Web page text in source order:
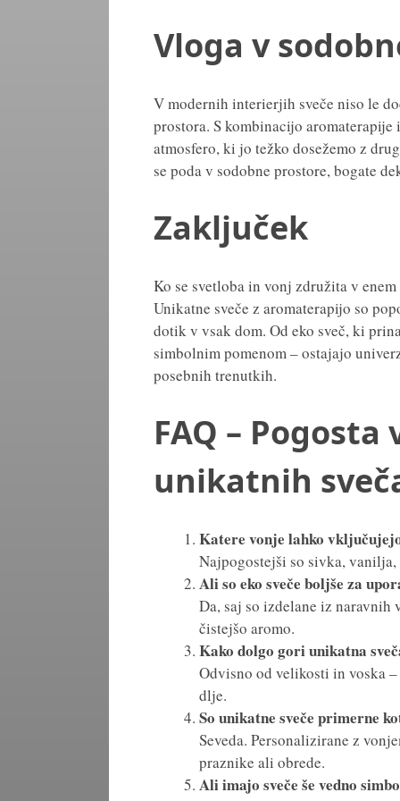
Vloga v
V modernih interierjih sveče niso le
prostora. S kombinacijo
atmosfero, ki jo težko dosežemo z
se poda v sodobne prostore, bogate
Zaključek
Ko se svetloba in vonj združita v
Unikatne sveče z aromaterapijo so
dotik v vsak dom. Od eko sveč, ki
simbolnim pomenom – ostajajo
posebnih trenutkih.
FAQ –
unikatnih
Katere vonje lahko
Najpogostejši so sivka,
Ali so eko sveče boljše za
Da, saj so izdelane iz
čistejšo aromo.
Kako dolgo gori unikatna
Odvisno od velikosti in voska
dlje.
So unikatne sveče primerne
Seveda. Personalizirane z
praznike ali obrede.
Ali imajo sveče še vedno